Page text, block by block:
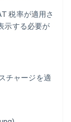
税率が適用さ
示する必要が
チャージを適